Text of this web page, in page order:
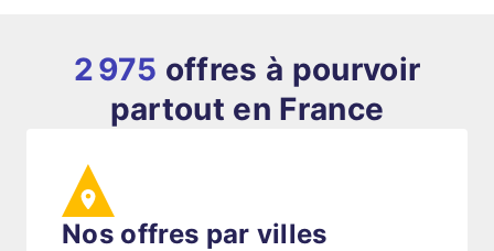
2 975 offres à pourvoir
partout en France
Nos offres par villes